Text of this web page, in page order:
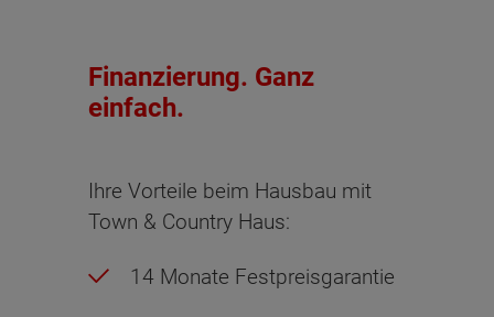
Finanzierung. Ganz
einfach.
Ihre Vorteile beim Hausbau mit
Town & Country Haus:
14 Monate Festpreisgarantie